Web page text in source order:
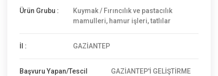
Ürün Grubu :
Kuymak / Fırıncılık ve pastacılık
mamulleri, hamur işleri, tatlılar
İl : GAZİANTEP
Başvuru Yapan/Tescil
GAZİANTEP'İ GELİŞTİRME